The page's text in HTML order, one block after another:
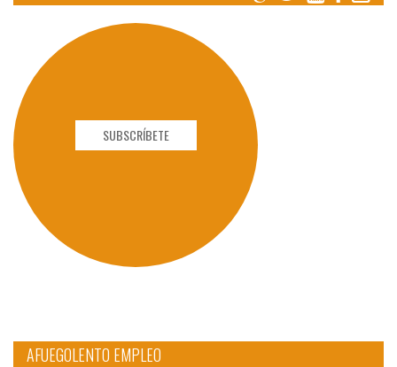
SUBSCRÍBETE
AFUEGOLENTO EMPLEO